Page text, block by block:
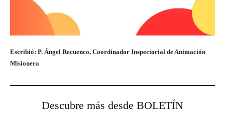
Escribió: P. Ángel Recuenco, Coordinador Inspectorial de Animación
Misionera
Descubre más desde BOLETÍN